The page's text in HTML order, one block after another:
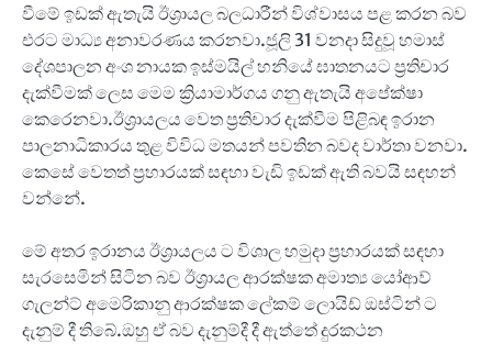
වීමේ ඉඩක් ඇතැයි ඊශ්‍රායල බලධාරීන් විශ්වාසය පළ කරන බව
එරට මාධ්‍ය අනාවරණය කරනවා.ජූලි 31 වනදා සිදුවූ හමාස්
දේශපාලන අංශ නායක ඉස්මයිල් හනියේ ඝාතනයට ප්‍රතිචාර
දැක්වීමක් ලෙස මෙම ක්‍රියාමාර්ගය ගනු ඇතැයි අපේක්ෂා
කෙරෙනවා.ඊශ්‍රායලය වෙත ප්‍රතිචාර දැක්වීම පිළිබඳ ඉරාන
පාලනාධිකාරය තුළ විවිධ මතයන් පවතින බවද වාර්තා වනවා.
කෙසේ වෙතත් ප්‍රහාරයක් සඳහා වැඩි ඉඩක් ඇති බවයි සඳහන්
වන්නේ.
මේ අතර ඉරානය ඊශ්‍රායලය ට විශාල හමුදා ප්‍රහාරයක් සඳහා
සැරසෙමින් සිටින බව ඊශ්‍රායල ආරක්ෂක අමාත්‍ය යෝආව්
ගැලන්ට් අමෙරිකානු ආරක්ෂක ලේකම් ලොයිඩ් ඔස්ටින් ට
දැනුම් දී තිබේ.ඔහු ඒ බව දැනුම්දී දී ඇත්තේ දුරකථන